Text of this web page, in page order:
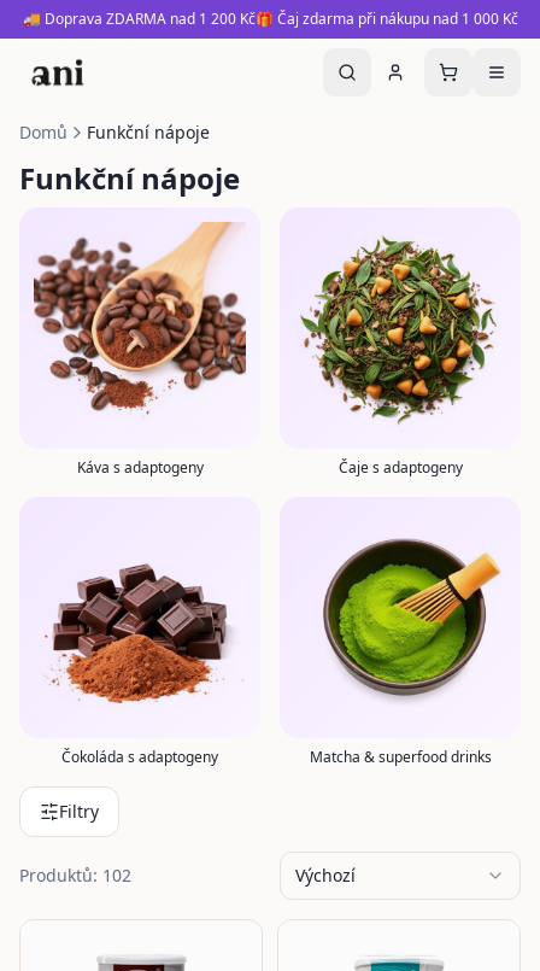
🚚 Doprava ZDARMA nad 1 200 Kč🎁 Čaj zdarma při nákupu nad 1 000 Kč
Domů Funkční nápoje
Funkční nápoje
Káva s adaptogeny Čaje s adaptogeny
Čokoláda s adaptogeny Matcha & superfood drinks
Filtry
Produktů: 102 Výchozí